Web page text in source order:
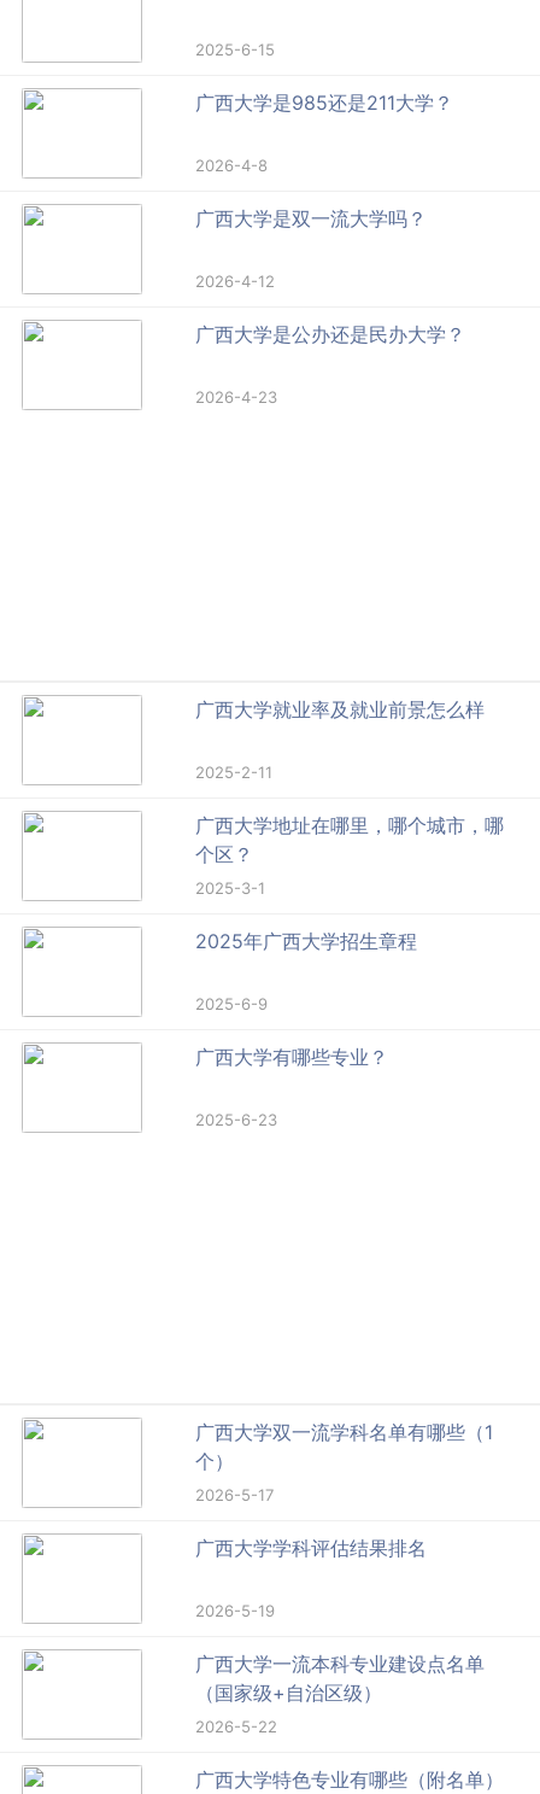
2025-6-15
广西大学是985还是211大学？
2026-4-8
广西大学是双一流大学吗？
2026-4-12
广西大学是公办还是民办大学？
2026-4-23
广西大学就业率及就业前景怎么样
2025-2-11
广西大学地址在哪里，哪个城市，哪
个区？
2025-3-1
2025年广西大学招生章程
2025-6-9
广西大学有哪些专业？
2025-6-23
广西大学双一流学科名单有哪些（1
个）
2026-5-17
广西大学学科评估结果排名
2026-5-19
广西大学一流本科专业建设点名单
（国家级+自治区级）
2026-5-22
广西大学特色专业有哪些（附名单）